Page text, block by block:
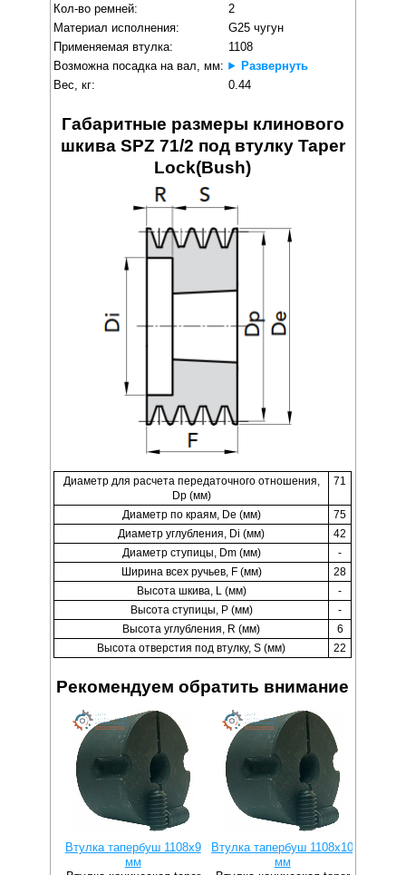
Кол-во ремней:
2
Материал исполнения:
G25 чугун
Применяемая втулка:
1108
Возможна посадка на вал, мм:
Развернуть
Вес, кг:
0.44
Габаритные размеры клинового
шкива SPZ 71/2 под втулку Taper
Lock(Bush)
Диаметр для расчета передаточного отношения,
Dp (мм)
71
Диаметр по краям, De (мм)
75
Диаметр углубления, Di (мм)
42
Диаметр ступицы, Dm (мм)
-
Ширина всех ручьев, F (мм)
28
Высота шкива, L (мм)
-
Высота ступицы, P (мм)
-
Высота углубления, R (мм)
6
Высота отверстия под втулку, S (мм)
22
Рекомендуем обратить внимание
Втулка тапербуш 1108x9
мм
Втулка тапербуш 1108x10
мм